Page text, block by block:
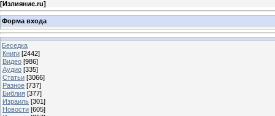
[Излияние.ru]
Форма входа
Беседка
Книги [2442]
Видео [986]
Аудио [335]
Статьи [3066]
Разное [737]
Библия [377]
Израиль [301]
Новости [605]